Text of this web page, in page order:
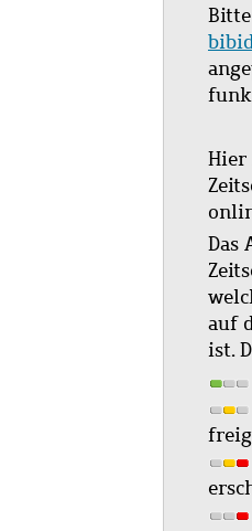
Bitte
Hier
Das
auf
ist.